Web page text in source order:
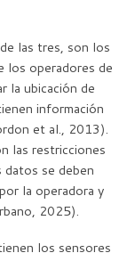
las tres, son los
los operadores de
la ubicación de
información
et al., 2013).
las restricciones
se deben
la operadora y
2025).
los sensores